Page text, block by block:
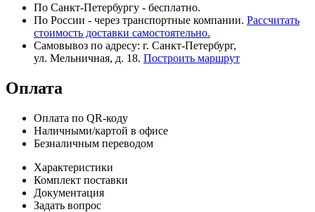
По Санкт-Петербургу - бесплатно.
По России - через транспортные компании. Рассчитать
стоимость доставки самостоятельно.
Самовывоз по адресу: г. Санкт-Петербург,
ул. Мельничная, д. 18. Построить маршрут
Оплата
Оплата по QR-коду
Наличными/картой в офисе
Безналичным переводом
Характеристики
Комплект поставки
Документация
Задать вопрос